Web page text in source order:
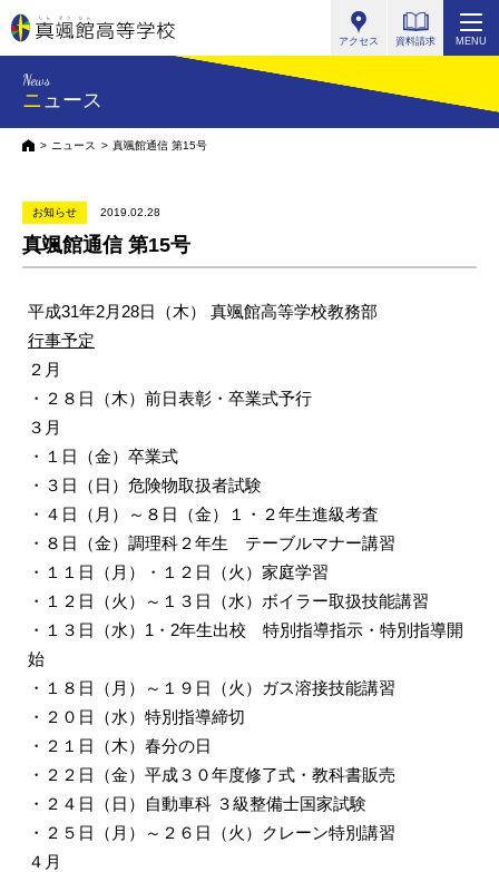
アクセス 資料請求 MENU
News
ニュース
HOMEニュース 真颯館通信 第15号
お知らせ 2019.02.28
真颯館通信 第15号
平成31年2月28日（木） 真颯館高等学校教務部
行事予定
２月
・２８日（木）前日表彰・卒業式予行
３月
・１日（金）卒業式
・３日（日）危険物取扱者試験
・４日（月）～８日（金）１・２年生進級考査
・８日（金）調理科２年生 テーブルマナー講習
・１１日（月）・１２日（火）家庭学習
・１２日（火）～１３日（水）ボイラー取扱技能講習
・１３日（水）1・2年生出校 特別指導指示・特別指導開
始
・１８日（月）～１９日（火）ガス溶接技能講習
・２０日（水）特別指導締切
・２１日（木）春分の日
・２２日（金）平成３０年度修了式・教科書販売
・２４日（日）自動車科 ３級整備士国家試験
・２５日（月）～２６日（火）クレーン特別講習
４月